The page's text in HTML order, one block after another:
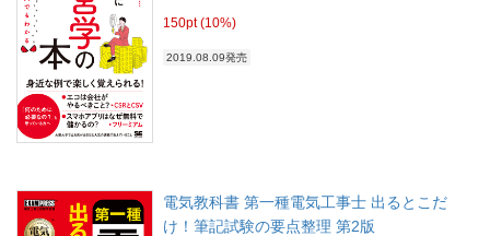
150pt (10%)
2019.08.09発売
電気教科書 第一種電気工事士 出るとこだ
け！筆記試験の要点整理 第2版